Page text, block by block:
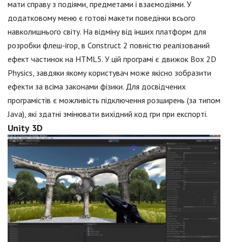
мати справу з подіями, предметами і взаємодіями. У
додатковому меню є готові макети поведінки всього
навколишнього світу. На відміну від інших платформ для
розробки флеш-ігор, в Construct 2 повністю реалізований
ефект частинок на HTML5. У цій програмі є движок Box 2D
Physics, завдяки якому користувач може якісно зобразити
ефекти за всіма законами фізики. Для досвідчених
програмістів є можливість підключення розширень (за типом
Java), які здатні змінювати вихідний код гри при експорті.
Unity 3D